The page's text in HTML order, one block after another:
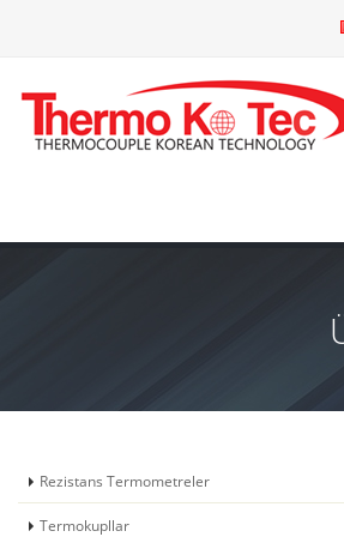
Rezistans Termometreler
Termokupllar